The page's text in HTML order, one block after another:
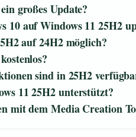
großes Update?
10 auf Windows 11 25H2
auf 24H2 möglich?
sind in 25H2
11 25H2 unterstützt?
mit dem Media Creation